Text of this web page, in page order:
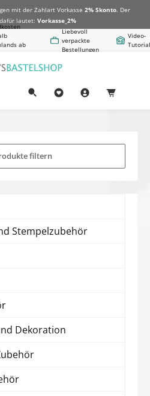
mit der Zahlart Vorkasse 2% Skonto. Der
lautet: Vorkasse_2%
ab
Liebevoll
verpackte
Bestellungen
Video-
filtern
Stempelzubehör
Dekoration